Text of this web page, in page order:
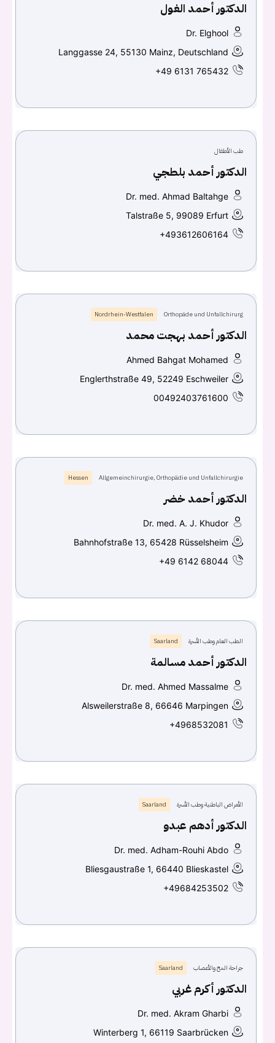
Don't have an account?
Facebook
الدكتور أحمد الغول
Dr. Elghool
Langgasse 24, 55130 Mainz, Deutschland
+49 6131 765432
طب الأطفال
الدكتور أحمد بلطجي
Dr. med. Ahmad Baltahge
Talstraße 5, 99089 Erfurt
+493612606164
Orthopäde und Unfallchirurg
Nordrhein-Westfalen
الدكتور أحمد بهجت محمد
Ahmed Bahgat Mohamed
Englerthstraße 49, 52249 Eschweiler
00492403761600
Allgemeinchirurgie, Orthopädie und Unfallchirurgie
Hessen
الدكتور أحمد خضر
Dr. med. A. J. Khudor
Bahnhofstraße 13, 65428 Rüsselsheim
+49 6142 68044
الطب العام وطب الأسرة Saarland
الدكتور أحمد مسالمة
Dr. med. Ahmed Massalme
Alsweilerstraße 8, 66646 Marpingen
+4968532081
الأمراض الباطنية وطب الأسرة Saarland
الدكتور أدهم عبدو
Dr. med. Adham-Rouhi Abdo
Bliesgaustraße 1, 66440 Blieskastel
+49684253502
جراحة المخ والأعصاب Saarland
الدكتور أكرم غربي
Dr. med. Akram Gharbi
Winterberg 1, 66119 Saarbrücken